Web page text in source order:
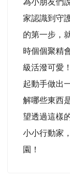
家認識到守
的第一步，
時個個聚精
級活潑可愛
起動手做出
解哪些東西
望透過這樣
小小行動家
園！